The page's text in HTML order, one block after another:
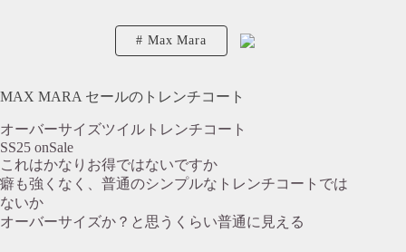
Max Mara
MAX MARA セールのトレンチコート
オーバーサイズツイルトレンチコート
SS25 onSale
これはかなりお得ではないですか
癖も強くなく、普通のシンプルなトレンチコートでは
ないか
オーバーサイズか？と思うくらい普通に見える